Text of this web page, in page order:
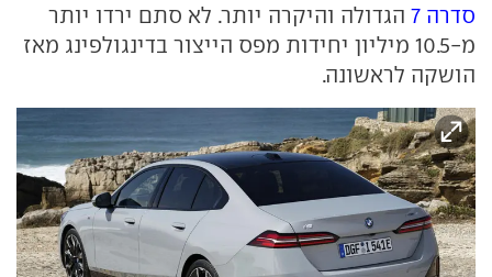
סדרה 7
הגדולה והיקרה יותר. לא סתם ירדו יותר
מ-10.5 מיליון יחידות מפס הייצור בדינגולפינג מאז
הושקה לראשונה.